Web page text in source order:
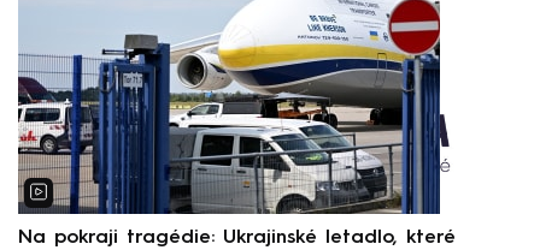
Na pokraji tragédie: Ukrajinské letadlo, které